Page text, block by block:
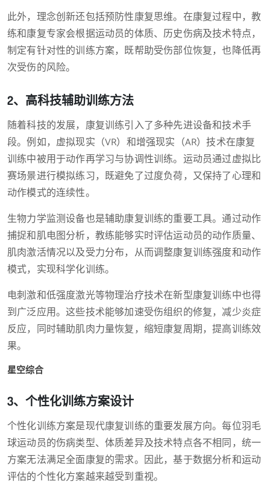
此外，理念创新还包括预防性康复思维。在康复过程中，教
练和康复专家会根据运动员的体质、历史伤病及技术特点，
制定有针对性的训练方案，既帮助受伤部位恢复，也降低再
次受伤的风险。
2、高科技辅助训练方法
随着科技的发展，康复训练引入了多种先进设备和技术手
段。例如，虚拟现实（VR）和增强现实（AR）技术在康复
训练中被用于动作再学习与协调性训练。运动员通过虚拟比
赛场景进行模拟练习，既避免了过度负荷，又保持了心理和
动作模式的连续性。
生物力学监测设备也是辅助康复训练的重要工具。通过动作
捕捉和肌电图分析，教练能够实时评估运动员的动作质量、
肌肉激活情况以及受力分布，从而调整康复训练强度和动作
模式，实现科学化训练。
电刺激和低强度激光等物理治疗技术在新型康复训练中也得
到广泛应用。这些技术能够加速受伤组织的修复，减少炎症
反应，同时辅助肌肉力量恢复，缩短康复周期，提高训练效
果。
星空综合
3、个性化训练方案设计
个性化训练方案是现代康复训练的重要发展方向。每位羽毛
球运动员的伤病类型、体质差异及技术特点各不相同，统一
方案无法满足全面康复的需求。因此，基于数据分析和运动
评估的个性化方案越来越受到重视。